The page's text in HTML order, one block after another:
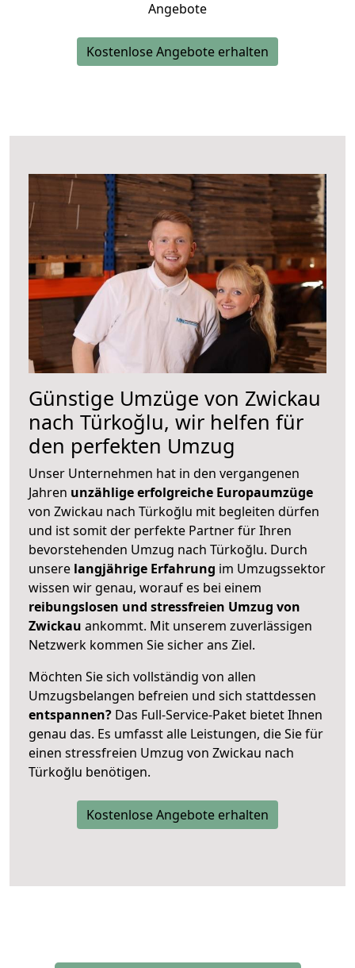
Angebote
Kostenlose Angebote erhalten
Günstige Umzüge von Zwickau
nach Türkoğlu, wir helfen für
den perfekten Umzug
Unser Unternehmen hat in den vergangenen
Jahren unzählige erfolgreiche Europaumzüge
von Zwickau nach Türkoğlu mit begleiten dürfen
und ist somit der perfekte Partner für Ihren
bevorstehenden Umzug nach Türkoğlu. Durch
unsere langjährige Erfahrung im Umzugssektor
wissen wir genau, worauf es bei einem
reibungslosen und stressfreien Umzug von
Zwickau ankommt. Mit unserem zuverlässigen
Netzwerk kommen Sie sicher ans Ziel.
Möchten Sie sich vollständig von allen
Umzugsbelangen befreien und sich stattdessen
entspannen? Das Full-Service-Paket bietet Ihnen
genau das. Es umfasst alle Leistungen, die Sie für
einen stressfreien Umzug von Zwickau nach
Türkoğlu benötigen.
Kostenlose Angebote erhalten